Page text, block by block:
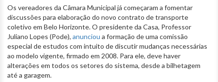
Os vereadores da Câmara Municipal já começaram a fomentar
discussões para elaboração do novo contrato de transporte
coletivo em Belo Horizonte. O presidente da Casa, Professor
Juliano Lopes (Pode), anunciou a formação de uma comissão
especial de estudos com intuito de discutir mudanças necessárias
ao modelo vigente, firmado em 2008. Para ele, deve haver
alterações em todos os setores do sistema, desde a bilhetagem
até a garagem.